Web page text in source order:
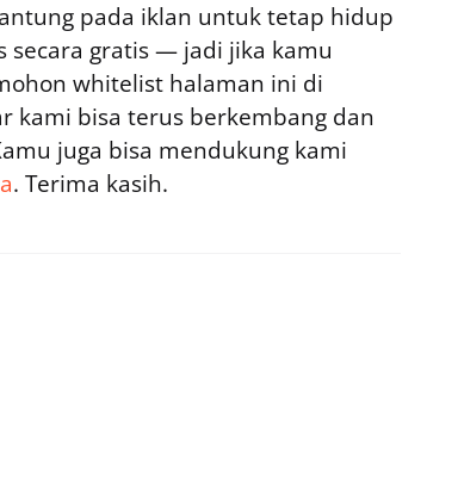
pada iklan untuk tetap hidup
secara gratis — jadi jika kamu
whitelist halaman ini di
kami bisa terus berkembang dan
juga bisa mendukung kami
. Terima kasih.